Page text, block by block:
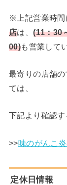
※上記営業時間
店は、(11：30
00)も営業して
最寄りの店舗
ては、
下記より確認す
>>味のがんこ
定休日情報